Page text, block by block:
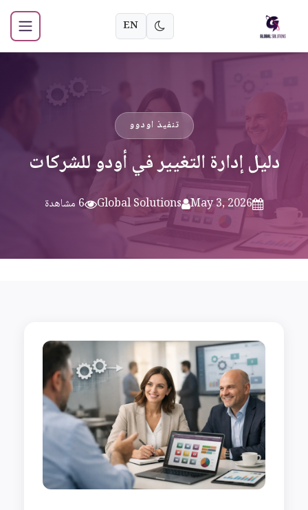
EN
تنفيذ اودوو
دليل إدارة التغيير في أودو للشركات
May 3, 2026
Global Solutions 6 مشاهدة